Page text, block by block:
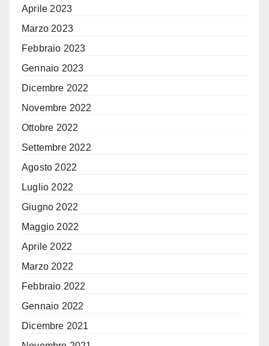
Aprile 2023
Marzo 2023
Febbraio 2023
Gennaio 2023
Dicembre 2022
Novembre 2022
Ottobre 2022
Settembre 2022
Agosto 2022
Luglio 2022
Giugno 2022
Maggio 2022
Aprile 2022
Marzo 2022
Febbraio 2022
Gennaio 2022
Dicembre 2021